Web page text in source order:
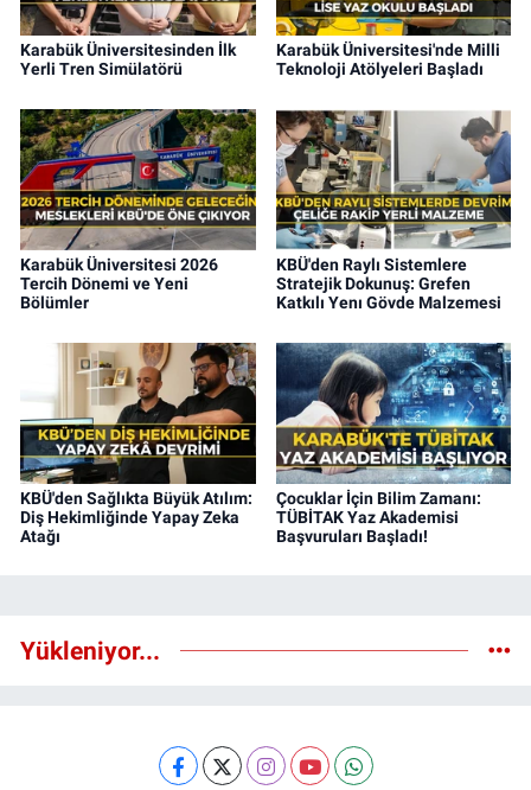
Karabük Üniversitesinden İlk
Yerli Tren Simülatörü
Karabük Üniversitesi'nde Milli
Teknoloji Atölyeleri Başladı
Karabük Üniversitesi 2026
Tercih Dönemi ve Yeni
Bölümler
KBÜ'den Raylı Sistemlere
Stratejik Dokunuş: Grefen
Katkılı Yenı Gövde Malzemesi
KBÜ'den Sağlıkta Büyük Atılım:
Diş Hekimliğinde Yapay Zeka
Atağı
Çocuklar İçin Bilim Zamanı:
TÜBİTAK Yaz Akademisi
Başvuruları Başladı!
Yükleniyor...